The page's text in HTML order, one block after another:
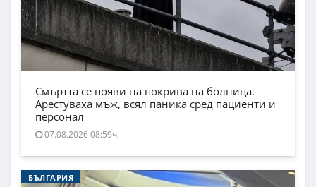
Смъртта се появи на покрива на болница.
Арестуваха мъж, всял паника сред пациенти и
персонал
07.08.2026 08:59ч.
БЪЛГАРИЯ